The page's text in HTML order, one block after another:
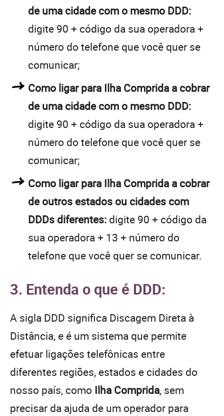
de uma cidade com o mesmo DDD:
digite 90 + código da sua operadora +
número do telefone que você quer se
comunicar;
Como ligar para Ilha Comprida a cobrar
de uma cidade com o mesmo DDD:
digite 90 + código da sua operadora +
número do telefone que você quer se
comunicar;
Como ligar para Ilha Comprida a cobrar
de outros estados ou cidades com
DDDs diferentes: digite 90 + código da
sua operadora + 13 + número do
telefone que você quer se comunicar.
3. Entenda o que é DDD:
A sigla DDD significa Discagem Direta à
Distância, e é um sistema que permite
efetuar ligações telefônicas entre
diferentes regiões, estados e cidades do
nosso país, como Ilha Comprida, sem
precisar da ajuda de um operador para